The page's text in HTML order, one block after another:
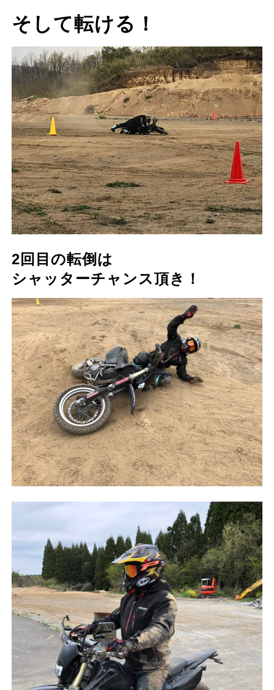
そして転ける！
2回目の転倒は
シャッターチャンス頂き！